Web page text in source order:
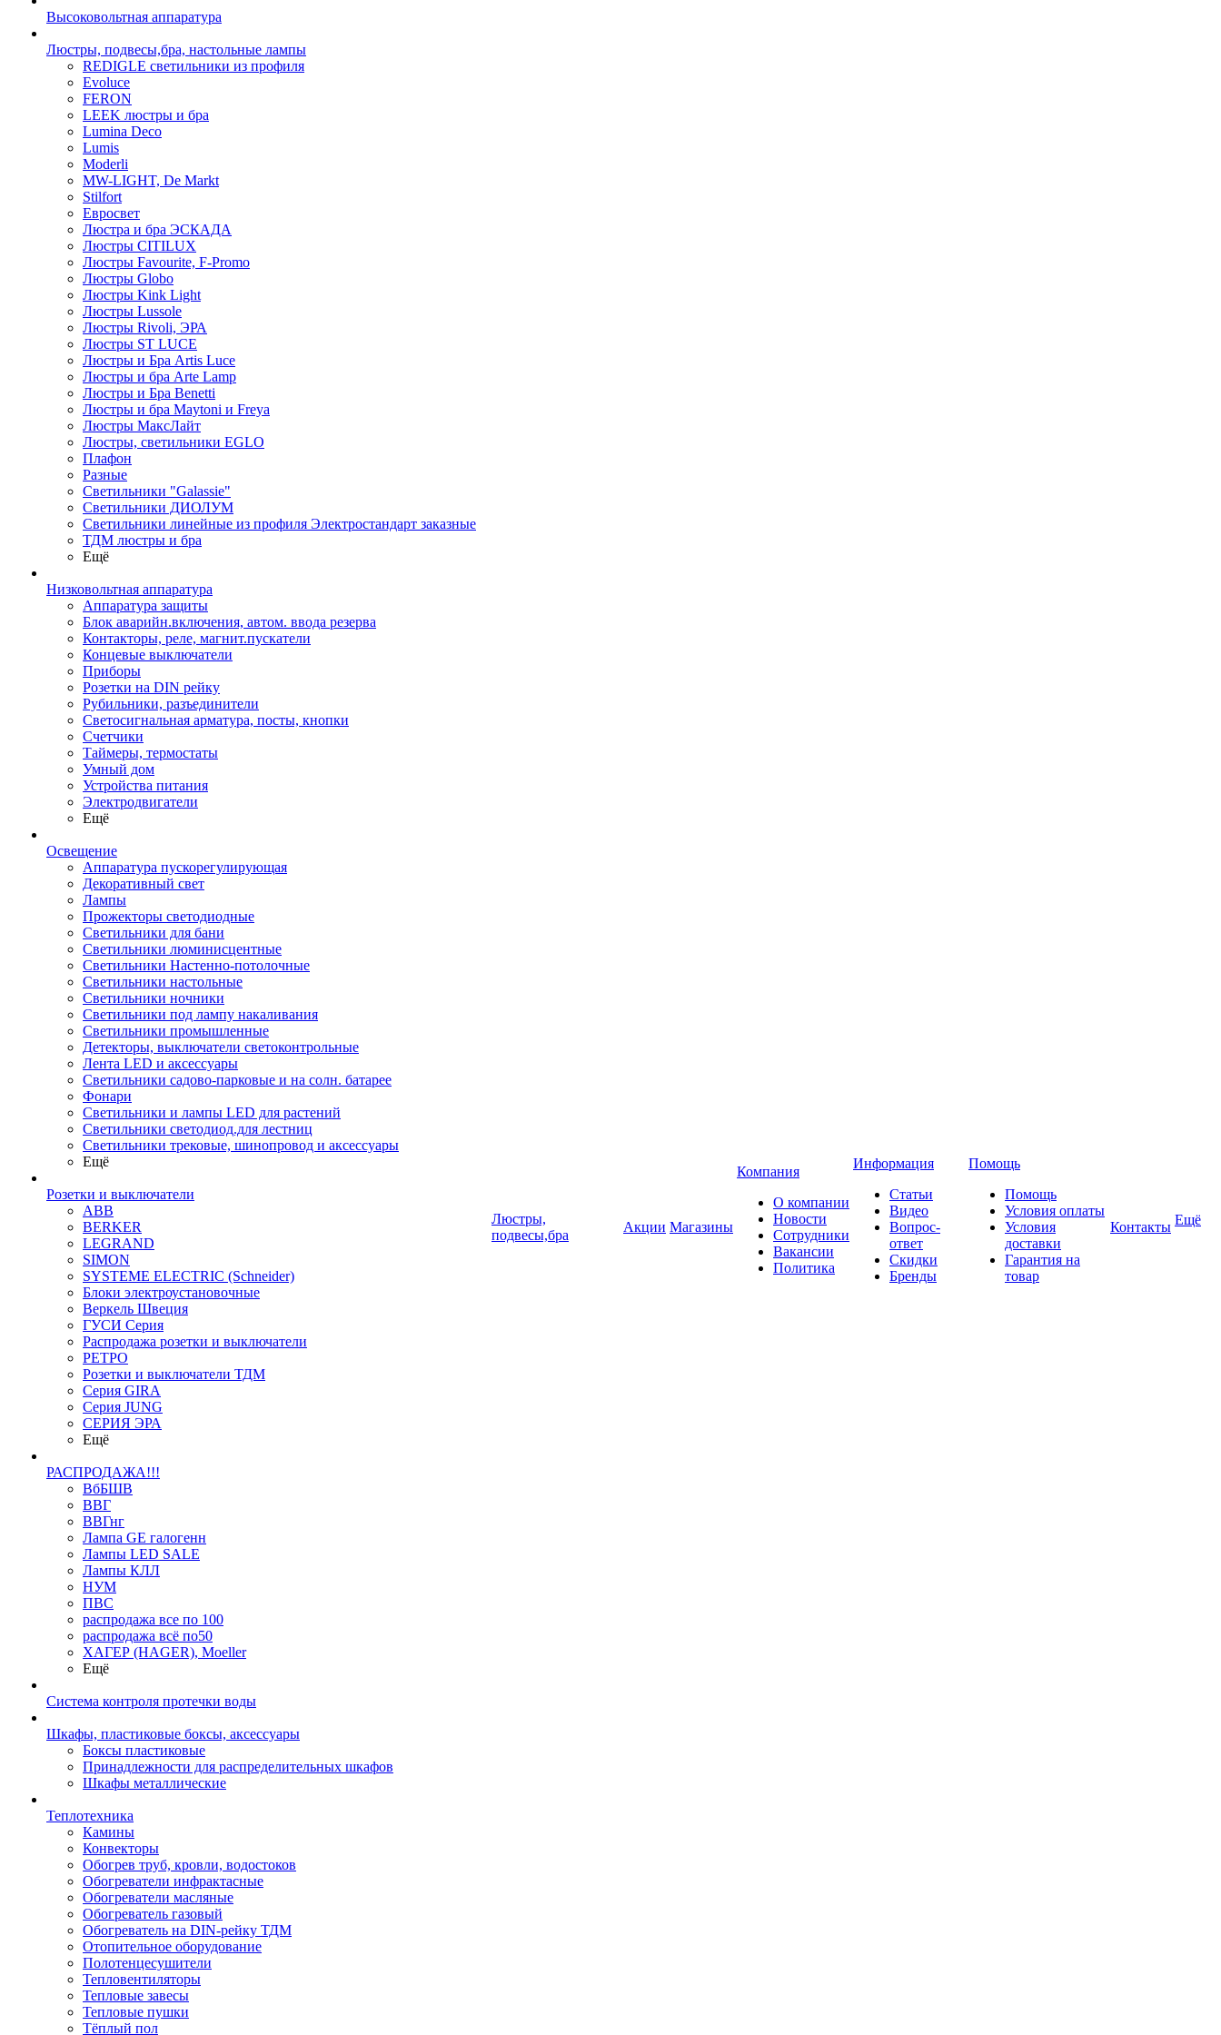
Высоковольтная аппаратура
Люстры, подвесы,бра, настольные лампы
REDIGLE светильники из профиля
Evoluce
FERON
LEEK люстры и бра
Lumina Deco
Lumis
Moderli
MW-LIGHT, De Markt
Stilfort
Евросвет
Люстра и бра ЭСКАДА
Люстры CITILUX
Люстры Favourite, F-Promo
Люстры Globo
Люстры Kink Light
Люстры Lussole
Люстры Rivoli, ЭРА
Люстры ST LUCE
Люстры и Бра Artis Luce
Люстры и бра Arte Lamp
Люстры и Бра Benetti
Люстры и бра Maytoni и Freya
Люстры МаксЛайт
Люстры, светильники EGLO
Плафон
Разные
Светильники "Galassie"
Светильники ДИОЛУМ
Светильники линейные из профиля Электростандарт заказные
ТДМ люстры и бра
Ещё
Низковольтная аппаратура
Аппаратура защиты
Блок аварийн.включения, автом. ввода резерва
Контакторы, реле, магнит.пускатели
Концевые выключатели
Приборы
Розетки на DIN рейку
Рубильники, разъединители
Светосигнальная арматура, посты, кнопки
Счетчики
Таймеры, термостаты
Умный дом
Устройства питания
Электродвигатели
Ещё
Освещение
Аппаратура пускорегулирующая
Декоративный свет
Лампы
Прожекторы светодиодные
Светильники для бани
Светильники люминисцентные
Светильники Настенно-потолочные
Светильники настольные
Светильники ночники
Светильники под лампу накаливания
Светильники промышленные
Детекторы, выключатели светоконтрольные
Лента LED и аксессуары
Светильники садово-парковые и на солн. батарее
Фонари
Светильники и лампы LED для растений
Светильники светодиод.для лестниц
Светильники трековые, шинопровод и аксессуары
Ещё
Розетки и выключатели
ABB
BERKER
LEGRAND
SIMON
SYSTEME ELECTRIC (Schneider)
Блоки электроустановочные
Веркель Швеция
ГУСИ Серия
Распродажа розетки и выключатели
РЕТРО
Розетки и выключатели ТДМ
Серия GIRA
Серия JUNG
СЕРИЯ ЭРА
Ещё
РАСПРОДАЖА!!!
ВбБШВ
ВВГ
ВВГнг
Лампа GE галогенн
Лампы LED SALE
Лампы КЛЛ
НУМ
ПВС
распродажа все по 100
распродажа всё по50
ХАГЕР (HAGER), Moeller
Ещё
Система контроля протечки воды
Шкафы, пластиковые боксы, аксессуары
Боксы пластиковые
Принадлежности для распределительных шкафов
Шкафы металлические
Теплотехника
Камины
Конвекторы
Обогрев труб, кровли, водостоков
Обогреватели инфрактасные
Обогреватели масляные
Обогреватель газовый
Обогреватель на DIN-рейку ТДМ
Отопительное оборудование
Полотенцесушители
Тепловентиляторы
Тепловые завесы
Тепловые пушки
Тёплый пол
Люстры,
подвесы,бра
Акции Магазины
Компания
О компании
Новости
Сотрудники
Вакансии
Политика
Информация
Статьи
Видео
Вопрос-
ответ
Скидки
Бренды
Помощь
Помощь
Условия оплаты
Условия
доставки
Гарантия на
товар
Контакты Ещё